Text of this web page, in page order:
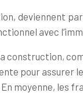
deviennent
avec
construction,
pour assurer
moyenne, les